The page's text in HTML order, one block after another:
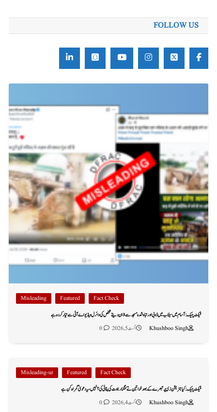
FOLLOW US
Fact Check
Featured
Misleading
فیکٹ چیک: آسام میں سیلاب میں ڈوبی اور تباہ شدہ مسجد سے اذان دیتے شخص کی وائرل ویڈیو اے آئی سے تیار کردہ ہے
Khushboo Singh
اگست 5, 2026 0
Fact Check
Featured
Misleading-ur
فیکٹ چیک: کیا جنریشن زی پر تبصرے کے بعد خواتین نے کنگنا رناوت کی پٹائی کی؟ نہیں، یہ دعویٰ گمراہ کن ہے
Khushboo Singh
اگست 4, 2026 0